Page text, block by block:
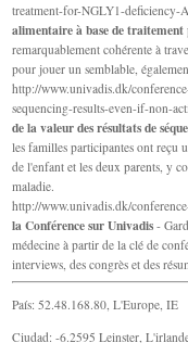
treatment-for-NGLY1-deficiency-
alimentaire à base de
remarquablement cohérente à
pour jouer un semblable,
http://www.univadis.dk/
sequencing-results-even-if-non-
de la valeur des résultats de
les familles participantes ont reçu
de l'enfant et les deux parents, y
maladie.
http://www.univadis.dk/
la Conférence sur Univadis -
médecine à partir de la clé de
interviews, des congrès et des
País: 52.48.168.80, L'Europe, IE
Ciudad: -6.2595 Leinster,